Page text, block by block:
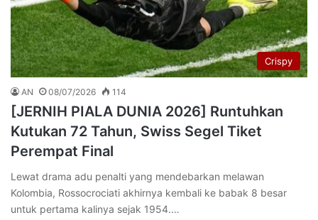
Crispy
AN 08/07/2026 114
[JERNIH PIALA DUNIA 2026] Runtuhkan
Kutukan 72 Tahun, Swiss Segel Tiket
Perempat Final
Lewat drama adu penalti yang mendebarkan melawan
Kolombia, Rossocrociati akhirnya kembali ke babak 8 besar
untuk pertama kalinya sejak 1954.…